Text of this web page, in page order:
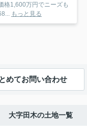
格1,600万円でニーズも
もっと見る
めてお問い合わせ
大字田木の土地一覧